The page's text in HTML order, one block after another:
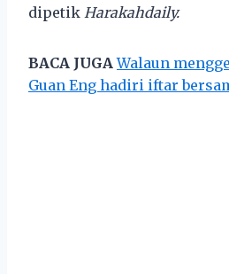
dipetik Harakahdaily.
BACA JUGAWalaun
Guan Eng hadiri iftar